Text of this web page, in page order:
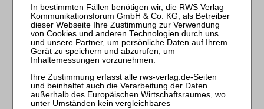
Hans-Ulrich Heyer
Wenn Politik zu wenig auf Sachverstand hört – Reform der
Verbraucherentschuldung 2014 und in Zukunft
ZVI 2019, 3
Hans-Ulrich Heyer
„Achtung Pleite“ – Anmerkungen zu einer neuen App